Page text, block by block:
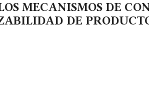
MECANISMOS DE
DE